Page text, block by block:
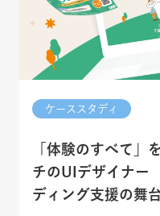
ケーススタディ
「体験のすべて」
チのUIデザイナー
ディング支援の舞